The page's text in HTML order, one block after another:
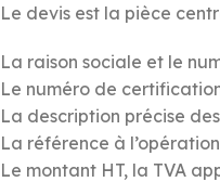
Le devis est la pièce
La raison sociale et le
Le numéro de
La description précise
La référence à
Le montant HT, la TVA